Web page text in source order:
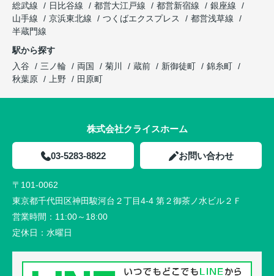
総武線
日比谷線 都営大江戸線 都営新宿線
銀座線
山手線
京浜東北線 つくばエクスプレス
都営浅草線
半蔵門線
駅から探す
入谷
三ノ輪 両国 菊川 蔵前 新御徒町
錦糸町
秋葉原
上野 田原町
株式会社クライスホーム
03-5283-8822 お問い合わせ
〒101-0062
東京都千代田区神田駿河台２丁目4-4 第２御茶ノ水ビル２Ｆ
営業時間： 11:00～18:00
定休日： 水曜日